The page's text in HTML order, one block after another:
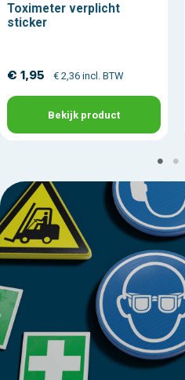
Toximeter verplicht
sticker
€ 1,95 € 2,36 incl. BTW
Bekijk product